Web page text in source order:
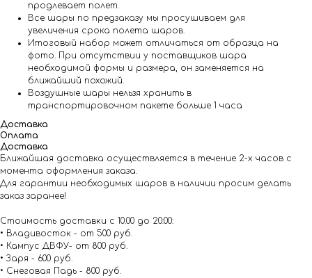
продлевает полет.
Все шары по предзаказу мы просушиваем для
увеличения срока полета шаров.
Итоговый набор может отличаться от образца на
фото. При отсутствии у поставщиков шара
необходимой формы и размера, он заменяется на
ближайший похожий.
Воздушные шары нельзя хранить в
транспортировочном пакете больше 1 часа
Доставка
Оплата
Доставка
Ближайшая доставка осуществляется в течение 2-х часов с
момента оформления заказа.
Для гарантии необходимых шаров в наличии просим делать
заказ заранее!
Стоимость доставки с 10.00 до 20:00:
• Владивосток - от 500 руб.
• Кампус ДВФУ- от 800 руб.
• Заря - 600 руб.
• Снеговая Падь - 800 руб.